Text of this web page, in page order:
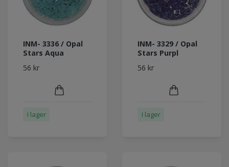
INM- 3336 / Opal
Stars Aqua
56 kr
I lager
INM- 3329 / Opal
Stars Purpl
56 kr
I lager